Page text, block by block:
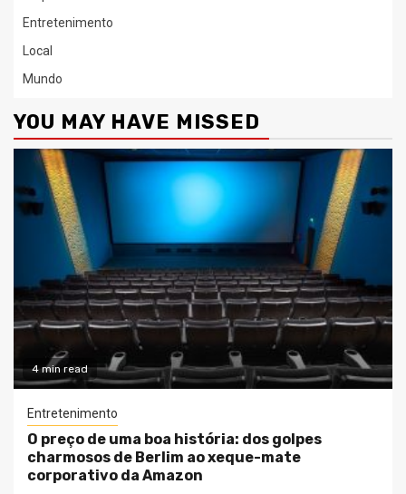
Entretenimento
Local
Mundo
YOU MAY HAVE MISSED
4 min read
Entretenimento
O preço de uma boa história: dos golpes
charmosos de Berlim ao xeque-mate
corporativo da Amazon